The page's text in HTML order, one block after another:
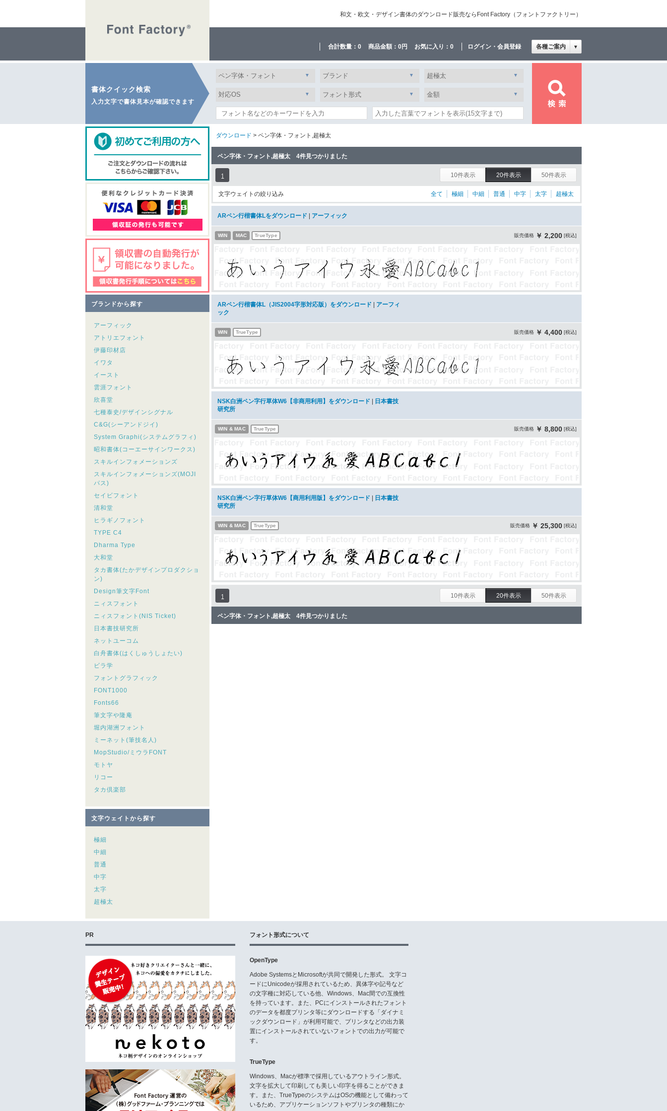
和文・欧文・デザイン書体のダウンロード販売ならFont Factory（フォントファクトリー）
合計数量： 0 商品金額： 0円 お気に入り： 0 ログイン・会員登録 各種ご案内 ▼
書体クイック検索
入力文字で書体見本が確認できます
ブランドから探す
アーフィック
アトリエフォント
伊藤印材店
イワタ
イースト
雲涯フォント
欣喜堂
七種泰史/デザインシグナル
C&G(シーアンドジイ)
System Graphi(システムグラフィ)
昭和書体(コーエーサインワークス)
スキルインフォメーションズ
スキルインフォメーションズ(MOJI
パス)
セイビフォント
清和堂
ヒラギノフォント
TYPE C4
Dharma Type
大和堂
タカ書体(たかデザインプロダクショ
ン)
Design筆文字Font
ニィスフォント
ニィスフォント(NIS Ticket)
日本書技研究所
ネットユーコム
白舟書体(はくしゅうしょたい)
ビラ学
フォントグラフィック
FONT1000
Fonts66
筆文字や隆庵
堀内湖洲フォント
ミーネット(筆技名人)
MopStudio/ミウラFONT
モトヤ
リコー
タカ倶楽部
文字ウェイトから探す
極細
中細
普通
中字
太字
超極太
ダウンロード > ペン字体・フォント,超極太
ペン字体・フォント,超極太 4件見つかりました
1 10件表示 20件表示 50件表示
文字ウェイトの絞り込み 全て 極細 中細 普通 中字 太字 超極太
ARペン行楷書体Lをダウンロード アーフィック
販売価格 ￥ 2,200 [税込]
WIN MAC TrueType
ARペン行楷書体L（JIS2004字形対応版）をダウンロード
アーフィ
ック
販売価格 ￥ 4,400 [税込]
WIN TrueType
NSK白洲ペン字行草体W6【非商用利用】をダウンロード
日本書技
研究所
販売価格 ￥ 8,800 [税込]
WIN & MAC TrueType
NSK白洲ペン字行草体W6【商用利用版】をダウンロード
日本書技
研究所
販売価格 ￥ 25,300 [税込]
WIN & MAC TrueType
1 10件表示 20件表示 50件表示
ペン字体・フォント,超極太 4件見つかりました
PR フォント形式について
OpenType
Adobe SystemsとMicrosoftが共同で開発した形式。 文字コ
ードにUnicodeが採用されているため、異体字や記号など
の文字種に対応している他、Windows、Mac間での互換性
を持っています。また、PCにインストールされたフォント
のデータを都度プリンタ等にダウンロードする「ダイナミ
ックダウンロード」が利用可能で、プリンタなどの出力装
置にインストールされていないフォントでの出力が可能で
す。
TrueType
Windows、Macが標準で採用しているアウトライン形式。
文字を拡大して印刷しても美しい印字を得ることができま
す。また、TrueTypeのシステムはOSの機能として備わって
いるため、アプリケーションソフトやプリンタの種類にか